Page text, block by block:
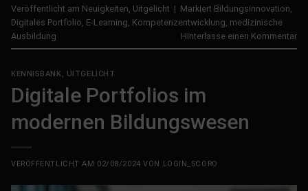
Veröffentlicht am Neuigkeiten Uitgelicht | Markiert Bildungsinnovation
Digitales Portfolio E-Learning Kompetenzentwicklung medizinische
Ausbildung
Hinterlasse einen Kommentar
KENNISBANK, UITGELICHT
Digitale Portfolios im
modernen Bildungswesen
VERÖFFENTLICHT AM 02/08/2024 VON LOGIN_SCORO